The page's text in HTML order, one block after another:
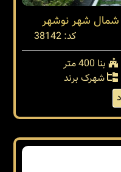
شمال شهر نوشهر
کد: 38142
بنا 400 متر
شهرک برند